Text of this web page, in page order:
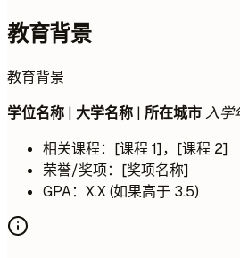
教育背景
教育背景
学位名称 | 大学名称 | 所在城市 入学
相关课程：[课程 1]，[课程 2]
荣誉/奖项：[奖项名称]
GPA：X.X (如果高于 3.5)